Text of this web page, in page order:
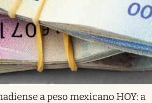
a peso mexicano HOY: a